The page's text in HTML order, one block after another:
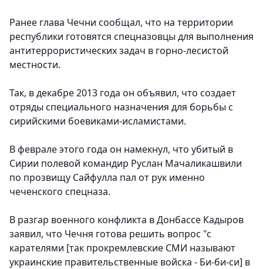
Ранее глава Чечни сообщал, что на территории
республики готовятся спецназовцы для выполнения
антитеррористических задач в горно-лесистой
местности.
Так, в декабре 2013 года он объявил, что создает
отряды специального назначения для борьбы с
сирийскими боевиками-исламистами.
В феврале этого года он намекнул, что убитый в
Сирии полевой командир Руслан Мачаликашвили
по прозвищу Сайфулла пал от рук именно
чеченского спецназа.
В разгар военного конфликта в Донбассе Кадыров
заявил, что Чечня готова решить вопрос "с
карателями [так прокремлевские СМИ называют
украинские правительственные войска - Би-би-си] в